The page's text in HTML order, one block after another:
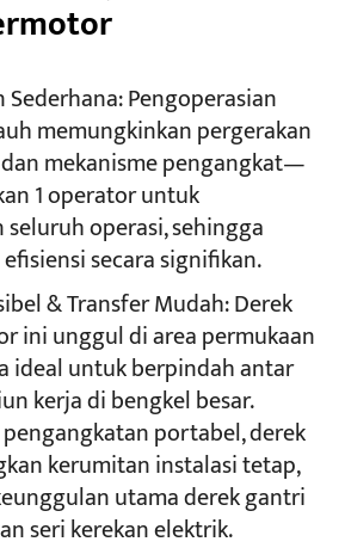
Sederhana: Pengoperasian
memungkinkan pergerakan
mekanisme pengangkat—
1 operator untuk
seluruh operasi, sehingga
secara signifikan.
& Transfer Mudah: Derek
ini unggul di area permukaan
ideal untuk berpindah antar
kerja di bengkel besar.
portabel, derek
kerumitan instalasi tetap,
utama derek gantri
seri kerekan elektrik.